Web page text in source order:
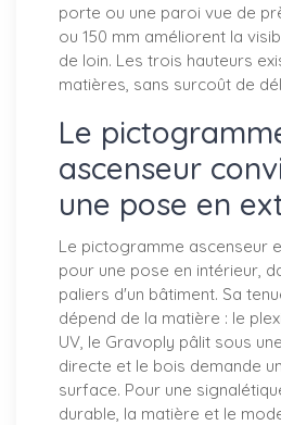
porte ou une paroi vue de
ou 150 mm améliorent la
de loin. Les trois hauteurs
matières, sans surcoût de
Le
ascenseur
une pose en
Le pictogramme ascenseur
pour une pose en intérieur,
paliers d'un bâtiment. Sa
dépend de la matière : le
UV, le Gravoply pâlit sous
directe et le bois demande
surface. Pour une
durable, la matière et le